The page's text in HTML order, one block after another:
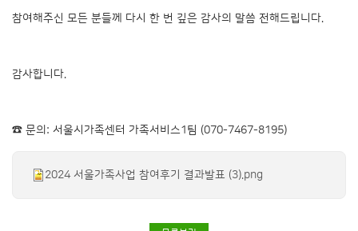
참여해주신 모든 분들께 다시 한 번 깊은 감사의 말씀 전해드립니다.
감사합니다.
☎ 문의: 서울시가족센터 가족서비스1팀 (070-7467-8195)
2024 서울가족사업 참여후기 결과발표 (3).png